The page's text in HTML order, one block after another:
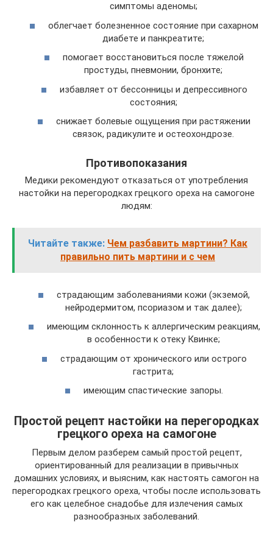
симптомы аденомы;
облегчает болезненное состояние при сахарном
диабете и панкреатите;
помогает восстановиться после тяжелой
простуды, пневмонии, бронхите;
избавляет от бессонницы и депрессивного
состояния;
снижает болевые ощущения при растяжении
связок, радикулите и остеохондрозе.
Противопоказания
Медики рекомендуют отказаться от употребления
настойки на перегородках грецкого ореха на самогоне
людям:
Читайте также: Чем разбавить мартини? Как
правильно пить мартини и с чем
страдающим заболеваниями кожи (экземой,
нейродермитом, псориазом и так далее);
имеющим склонность к аллергическим реакциям,
в особенности к отеку Квинке;
страдающим от хронического или острого
гастрита;
имеющим спастические запоры.
Простой рецепт настойки на перегородках
грецкого ореха на самогоне
Первым делом разберем самый простой рецепт,
ориентированный для реализации в привычных
домашних условиях, и выясним, как настоять самогон на
перегородках грецкого ореха, чтобы после использовать
его как целебное снадобье для излечения самых
разнообразных заболеваний.